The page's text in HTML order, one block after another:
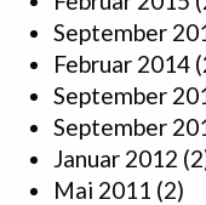
September
Februar 2014
September
September
Januar 2012
Mai 2011 (2)